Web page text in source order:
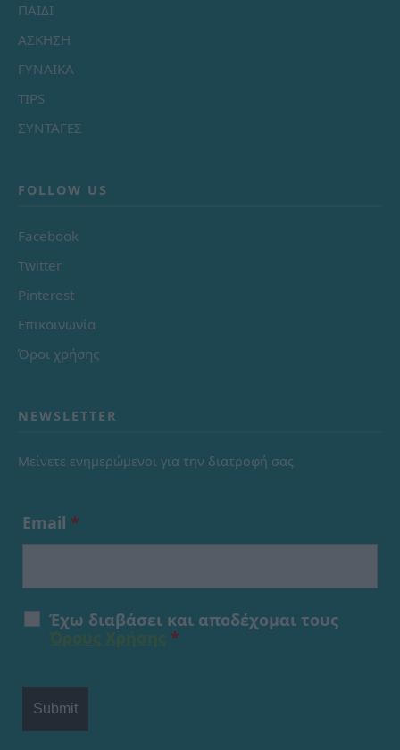
ΠΑΙΔΙ
ΑΣΚΗΣΗ
ΓΥΝΑΙΚΑ
TIPS
ΣΥΝΤΑΓΕΣ
FOLLOW US
Facebook
Twitter
Pinterest
Επικοινωνία
Όροι χρήσης
NEWSLETTER
Μείνετε ενημερώμενοι για την διατροφή σας
Email *
Έχω διαβάσει και αποδέχομαι τους
*